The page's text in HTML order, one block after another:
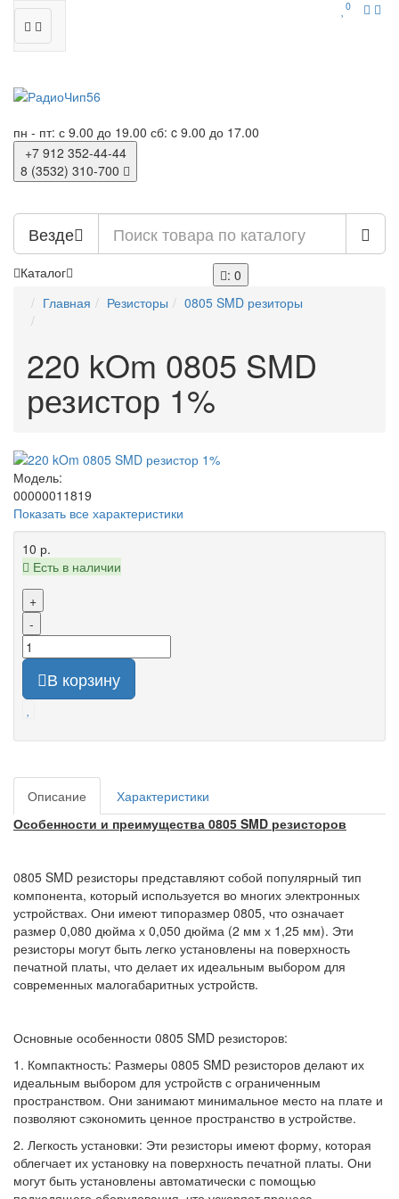
0
пн - пт: с 9.00 до 19.00 сб: c 9.00 до 17.00
+7 912 352-44-44
8 (3532) 310-700
Везде
Каталог
: 0
Главная
Резисторы 0805 SMD резиторы
220 kOm 0805 SMD
резистор 1%
Модель:
00000011819
Показать все характеристики
10 р.
Есть в наличии
+
-
В корзину
Описание
Характеристики
Особенности и преимущества 0805 SMD резисторов
0805 SMD резисторы представляют собой популярный тип
компонента, который используется во многих электронных
устройствах. Они имеют типоразмер 0805, что означает
размер 0,080 дюйма х 0,050 дюйма (2 мм х 1,25 мм). Эти
резисторы могут быть легко установлены на поверхность
печатной платы, что делает их идеальным выбором для
современных малогабаритных устройств.
Основные особенности 0805 SMD резисторов:
1. Компактность: Размеры 0805 SMD резисторов делают их
идеальным выбором для устройств с ограниченным
пространством. Они занимают минимальное место на плате и
позволяют сэкономить ценное пространство в устройстве.
2. Легкость установки: Эти резисторы имеют форму, которая
облегчает их установку на поверхность печатной платы. Они
могут быть установлены автоматически с помощью